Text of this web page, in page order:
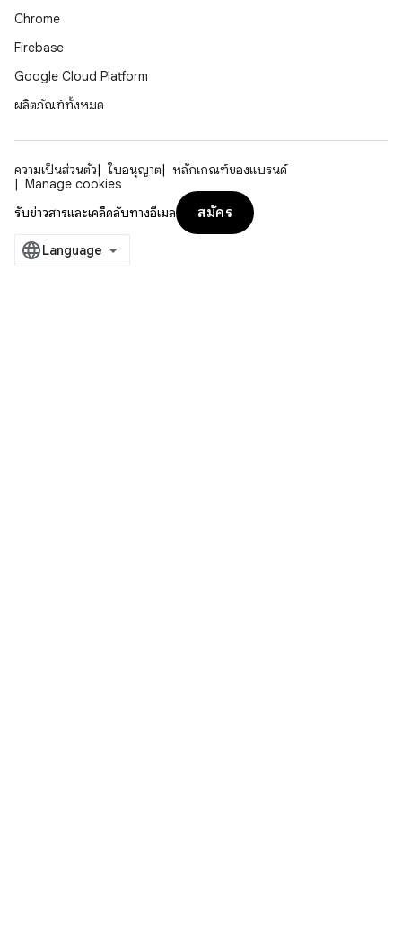
Chrome
Firebase
Google Cloud Platform
ผลิตภัณฑ์ทั้งหมด
ความเป็นส่วนตัว ใบอนุญาต
หลักเกณฑ์ของแบรนด์
Manage cookies
รับข่าวสารและเคล็ดลับทางอีเมล
สมัคร